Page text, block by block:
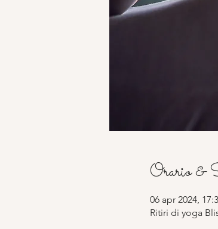
Orario &
06 apr 2024,
Ritiri di yoga